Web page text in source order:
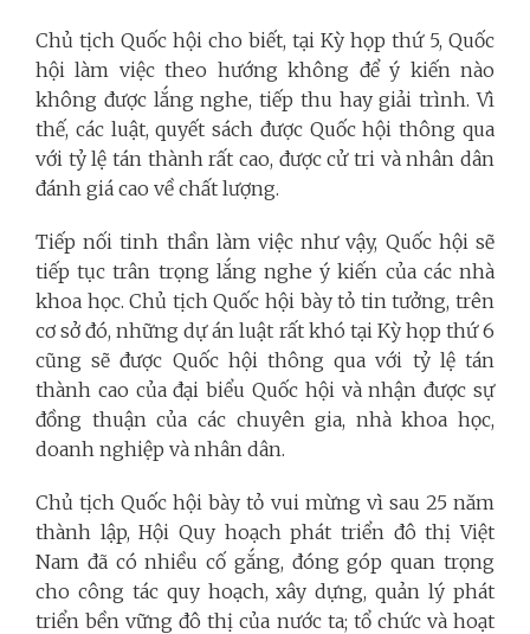
Chủ tịch Quốc hội cho biết, tại Kỳ họp thứ 5, Quốc
hội làm việc theo hướng không để ý kiến nào
không được lắng nghe, tiếp thu hay giải trình. Vì
thế, các luật, quyết sách được Quốc hội thông qua
với tỷ lệ tán thành rất cao, được cử tri và nhân dân
đánh giá cao về chất lượng.
Tiếp nối tinh thần làm việc như vậy, Quốc hội sẽ
tiếp tục trân trọng lắng nghe ý kiến của các nhà
khoa học. Chủ tịch Quốc hội bày tỏ tin tưởng, trên
cơ sở đó, những dự án luật rất khó tại Kỳ họp thứ 6
cũng sẽ được Quốc hội thông qua với tỷ lệ tán
thành cao của đại biểu Quốc hội và nhận được sự
đồng thuận của các chuyên gia, nhà khoa học,
doanh nghiệp và nhân dân.
Chủ tịch Quốc hội bày tỏ vui mừng vì sau 25 năm
thành lập, Hội Quy hoạch phát triển đô thị Việt
Nam đã có nhiều cố gắng, đóng góp quan trọng
cho công tác quy hoạch, xây dựng, quản lý phát
triển bền vững đô thị của nước ta; tổ chức và hoạt